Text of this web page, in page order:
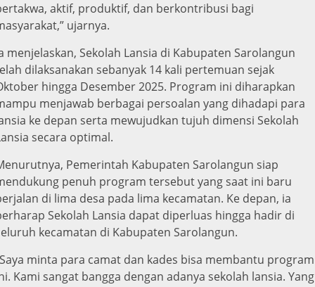
aktif, produktif, dan berkontribusi bagi
ujarnya.
menjelaskan, Sekolah Lansia di Kabupaten Sarolangun
dilaksanakan sebanyak 14 kali pertemuan sejak
hingga Desember 2025. Program ini diharapkan
menjawab berbagai persoalan yang dihadapi para
ke depan serta mewujudkan tujuh dimensi Sekolah
secara optimal.
Pemerintah Kabupaten Sarolangun siap
penuh program tersebut yang saat ini baru
di lima desa pada lima kecamatan. Ke depan, ia
Sekolah Lansia dapat diperluas hingga hadir di
kecamatan di Kabupaten Sarolangun.
minta para camat dan kades bisa membantu program
Kami sangat bangga dengan adanya sekolah lansia. Yang